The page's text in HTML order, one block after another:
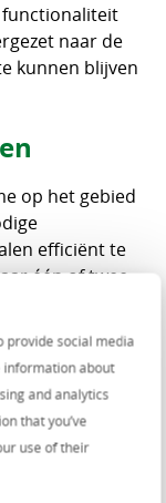
provide social media
information about
and analytics
that you’ve
use of their
functionaliteit
naar de
kunnen blijven
op het gebied
efficiënt te
één of twee
ontvangen.
direct naar de
inpakstraat”,
Als de